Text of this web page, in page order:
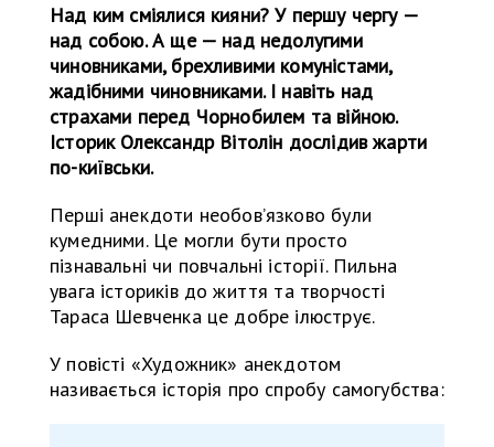
Над ким сміялися кияни? У першу чергу —
над собою. А ще — над недолугими
чиновниками, брехливими комуністами,
жадібними чиновниками. І навіть над
страхами перед Чорнобилем та війною.
Історик Олександр Вітолін дослідив жарти
по-київськи.
Перші анекдоти необов’язково були
кумедними. Це могли бути просто
пізнавальні чи повчальні історії. Пильна
увага істориків до життя та творчості
Тараса Шевченка це добре ілюструє.
У повісті «Художник» анекдотом
називається історія про спробу самогубства: